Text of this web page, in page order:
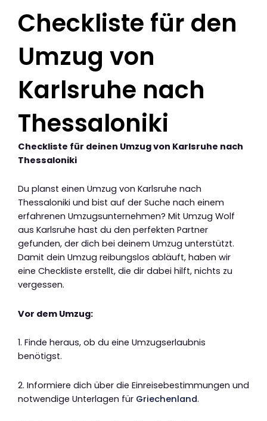
Checkliste für den
Umzug von
Karlsruhe nach
Thessaloniki
Checkliste für deinen Umzug von Karlsruhe nach
Thessaloniki
Du planst einen Umzug von Karlsruhe nach
Thessaloniki und bist auf der Suche nach einem
erfahrenen Umzugsunternehmen? Mit Umzug Wolf
aus Karlsruhe hast du den perfekten Partner
gefunden, der dich bei deinem Umzug unterstützt.
Damit dein Umzug reibungslos abläuft, haben wir
eine Checkliste erstellt, die dir dabei hilft, nichts zu
vergessen.
Vor dem Umzug:
1. Finde heraus, ob du eine Umzugserlaubnis
benötigst.
2. Informiere dich über die Einreisebestimmungen und
notwendige Unterlagen für Griechenland.